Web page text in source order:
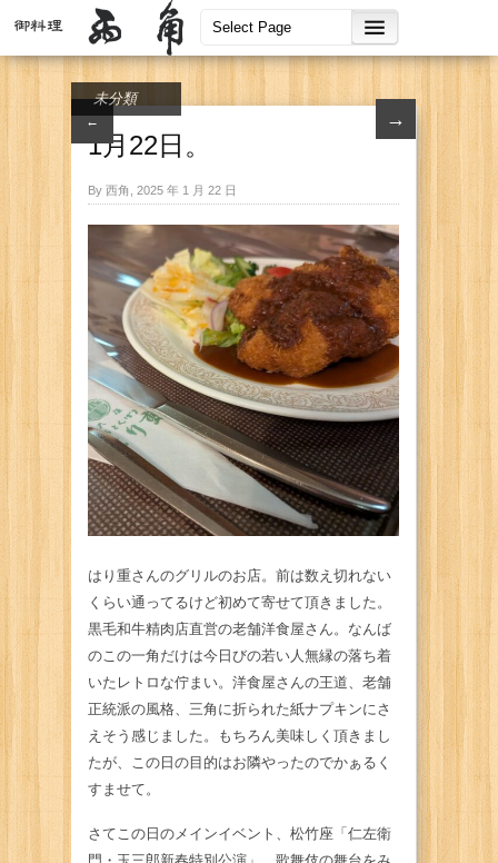
← →
未分類
1月22日。
By 西角, 2025 年 1 月 22 日
はり重さんのグリルのお店。前は数え切れない
くらい通ってるけど初めて寄せて頂きました。
黒毛和牛精肉店直営の老舗洋食屋さん。なんば
のこの一角だけは今日びの若い人無縁の落ち着
いたレトロな佇まい。洋食屋さんの王道、老舗
正統派の風格、三角に折られた紙ナプキンにさ
えそう感じました。もちろん美味しく頂きまし
たが、この日の目的はお隣やったのでかぁるく
すませて。
さてこの日のメインイベント、松竹座「仁左衛